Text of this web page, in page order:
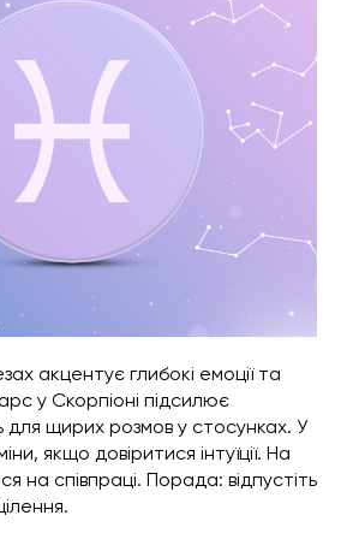
акцентує глибокі емоції та
у Скорпіоні підсилює
щирих розмов у стосунках. У
якщо довіритися інтуїції. На
на співпраці. Порада: відпустіть